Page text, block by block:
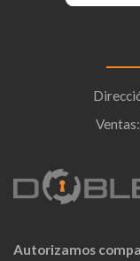
Ventas:
Autorizamos